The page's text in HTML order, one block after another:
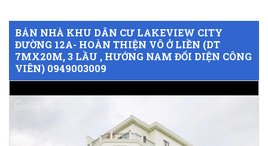
BÁN NHÀ KHU DÂN CƯ LAKEVIEW CITY
ĐƯỜNG 12A- HOÀN THIỆN VÔ Ở LIỀN (DT
7MX20M, 3 LẦU , HƯỚNG NAM ĐỐI DIỆN CÔNG
VIÊN) 0949003009